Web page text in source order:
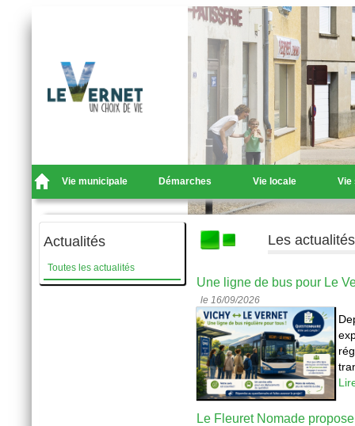
Vie municipale Démarches Vie locale Vie
Actualités
Toutes les actualités
Les actualités
Une ligne de bus pour Le
le 16/09/2026
Le Fleuret Nomade